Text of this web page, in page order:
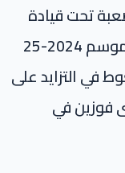
تحت قيادة
المدرب روبن أموريم، حيث خرجوا من موسم 2024-25
في التزايد على
فوزين في